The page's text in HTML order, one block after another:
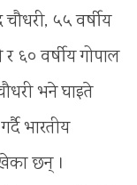
चौधरी, ५५ वर्षीय
६० वर्षीय गोपाल
भने घाइते
भारतीय
छन् ।